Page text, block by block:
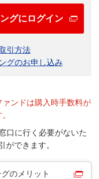
グにログイン
引方法
グのお申し込み
ンドは購入時手数料が
口に行く必要がないた
ができます。
のメリット